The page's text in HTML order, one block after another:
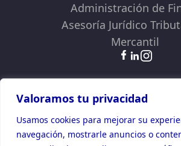
Valoramos tu privacidad
Usamos cookies para mejorar su
navegación, mostrarle anuncios o
Administración de
Asesoría Jurídico
Mercantil
Plan de Recuperación, Transformación
Financiado por la Unión Europea -